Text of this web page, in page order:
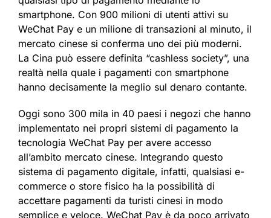
smartphone. Con 900 milioni di utenti attivi su
WeChat Pay e un milione di transazioni al minuto, il
mercato cinese si conferma uno dei più moderni.
La Cina può essere definita “cashless society”, una
realtà nella quale i pagamenti con smartphone
hanno decisamente la meglio sul denaro contante.
Oggi sono 300 mila in 40 paesi i negozi che hanno
implementato nei propri sistemi di pagamento la
tecnologia WeChat Pay per avere accesso
all’ambito mercato cinese. Integrando questo
sistema di pagamento digitale, infatti, qualsiasi e-
commerce o store fisico ha la possibilità di
accettare pagamenti da turisti cinesi in modo
semplice e veloce. WeChat Pay è da poco arrivato